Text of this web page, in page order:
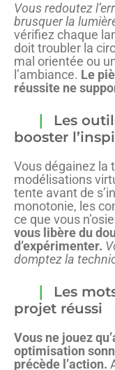
Vous redoutez
brusquer la
vérifiez chaque
doit troubler la
mal orientée ou
l’ambiance. Le
réussite ne
Les
booster
Vous dégainez la
modélisations
tente avant de
monotonie, les
ce que vous
vous libère du
d’expérimenter.
domptez la
Les
projet réussi
Vous ne jouez
optimisation
précède l’action.